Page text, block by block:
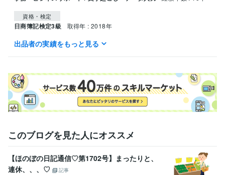
資格・検定
日商簿記検定3級 取得年 : 2018年
ビジネス・クリエイティブツール
SAP:1年
得意分野
ライティング・翻訳 Webライティング 事務アシスト
出品者の実績をもっと見る
このブログを見た人にオススメ
【ほのぼの日記通信♡第1702号】まったりと、
連休、、、♡
記事